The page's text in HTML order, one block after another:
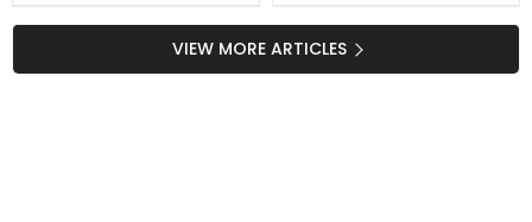
فائدے جو ڈاکٹر بھی بتاتے
ہیں
VIEW MORE ARTICLES